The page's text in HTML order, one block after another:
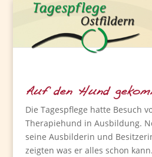
Auf den Hund
Die Tagespflege hatte Besuch
Therapiehund in Ausbildung.
seine Ausbilderin und
zeigten was er alles schon